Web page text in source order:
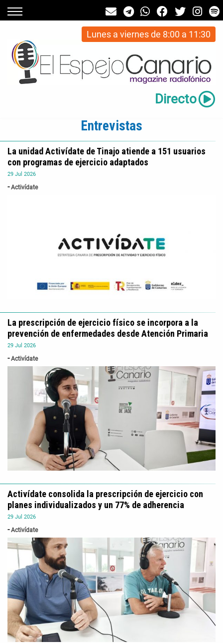
Lunes a viernes de 8:00 a 11:30
Directo
Entrevistas
29 Jul 2026
Activídate
La unidad Activídate de Tinajo atiende a 151 usuarios
con programas de ejercicio adaptados
29 Jul 2026
Activídate
La prescripción de ejercicio físico se incorpora a la
prevención de enfermedades desde Atención Primaria
29 Jul 2026
Activídate
Activídate consolida la prescripción de ejercicio con
planes individualizados y un 77% de adherencia